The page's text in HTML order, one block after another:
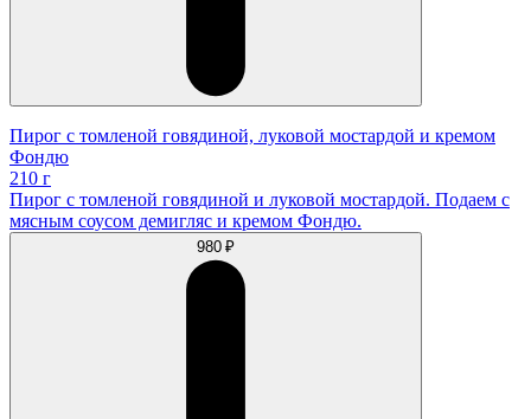
Пирог с томленой говядиной, луковой мостардой и кремом
Фондю
210 г
Пирог с томленой говядиной и луковой мостардой. Подаем с
мясным соусом демигляс и кремом Фондю.
980 ₽